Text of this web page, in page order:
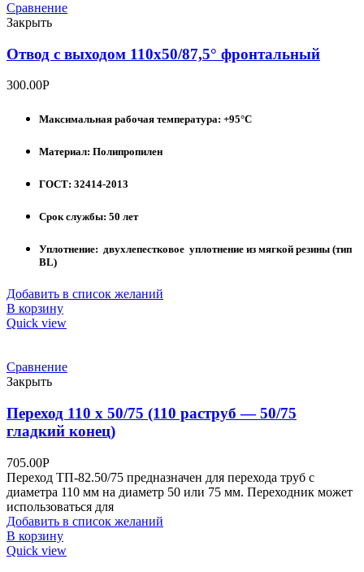
Сравнение
Закрыть
Отвод с выходом 110х50/87,5° фронтальный
300.00Р
Максимальная рабочая температура: +95°С
Материал: Полипропилен
ГОСТ: 32414-2013
Срок службы: 50 лет
Уплотнение: двухлепестковое уплотнение из мягкой резины (тип
BL)
Добавить в список желаний
В корзину
Quick view
Сравнение
Закрыть
Переход 110 х 50/75 (110 раструб — 50/75
гладкий конец)
705.00Р
Переход ТП-82.50/75 предназначен для перехода труб с
диаметра 110 мм на диаметр 50 или 75 мм. Переходник может
использоваться для
Добавить в список желаний
В корзину
Quick view